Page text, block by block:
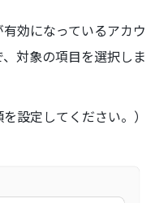
効になっているアカウ
対象の項目を選択しま
設定してください。）